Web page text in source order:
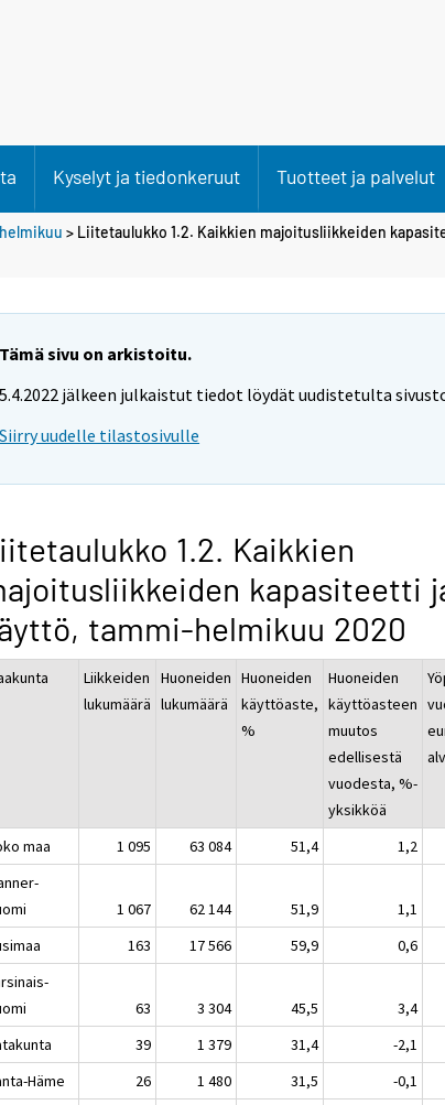
Kyselyt ja tiedonkeruut Tuotteet ja palvelut
helmikuu > Liitetaulukko 1.2. Kaikkien majoitusliikkeiden
Tämä sivu on arkistoitu.
5.4.2022 jälkeen julkaistut tiedot löydät uudistetulta
Siirry uudelle tilastosivulle
1.2. Kaikkien
kapasiteetti
tammi-helmikuu 2020
Liikkeiden
lukumäärä
Huoneiden
lukumäärä
Huoneiden
käyttöaste,
%
Huoneiden
käyttöasteen
muutos
edellisestä
vuodesta, %-
yksikköä
maa 1 095 63 084 51,4 1,2
1 067 62 144 51,9 1,1
163 17 566 59,9 0,6
63 3 304 45,5 3,4
39 1 379 31,4 -2,1
Häme
26 1 480 31,5 -0,1